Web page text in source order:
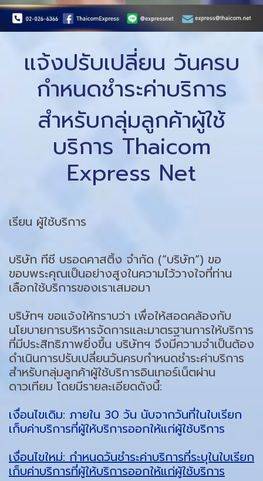
แจ้งปรับเปลี่ยน วันครบ
กำหนดชำระค่าบริการ
สำหรับกลุ่มลูกค้าผู้ใช้
บริการ Thaicom
Express Net
เรียน ผู้ใช้บริการ
บริษัท ทีซี บรอดคาสติ้ง จำกัด (“บริษัท”) ขอ
ขอบพระคุณเป็นอย่างสูงในความไว้วางใจที่ท่าน
เลือกใช้บริการของเราเสมอมา
บริษัทฯ ขอแจ้งให้ทราบว่า เพื่อให้สอดคล้องกับ
นโยบายการบริหารจัดการและมาตรฐานการให้บริการ
ที่มีประสิทธิภาพยิ่งขึ้น บริษัทฯ จึงมีความจำเป็นต้อง
ดำเนินการปรับเปลี่ยนวันครบกำหนดชำระค่าบริการ
สำหรับกลุ่มลูกค้าผู้ใช้บริการอินเทอร์เน็ตผ่าน
ดาวเทียม โดยมีรายละเอียดดังนี้:
เงื่อนไขเดิม: ภายใน 30 วัน นับจากวันที่ในใบเรียก
เก็บค่าบริการที่ผู้ให้บริการออกให้แก่ผู้ใช้บริการ
เงื่อนไขใหม่: กำหนดวันชำระค่าบริการที่ระบุในใบเรียก
เก็บค่าบริการที่ผู้ให้บริการออกให้แก่ผู้ใช้บริการ